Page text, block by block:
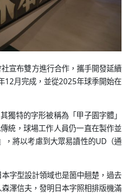
宣布雙方進行合作，攜手開發延續
12月完成，並從2025年球季開始在
獨特的字形被稱為「甲子園字體」
統，球場工作人員仍一直在製作並
將以考慮到大眾易讀性的UD（通
字型設計領域也是箇中翹楚，過去
澤信夫，發明日本字照相排版機滿